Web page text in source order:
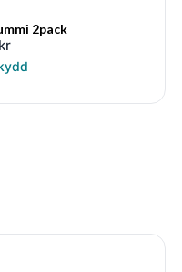
2pack
kr